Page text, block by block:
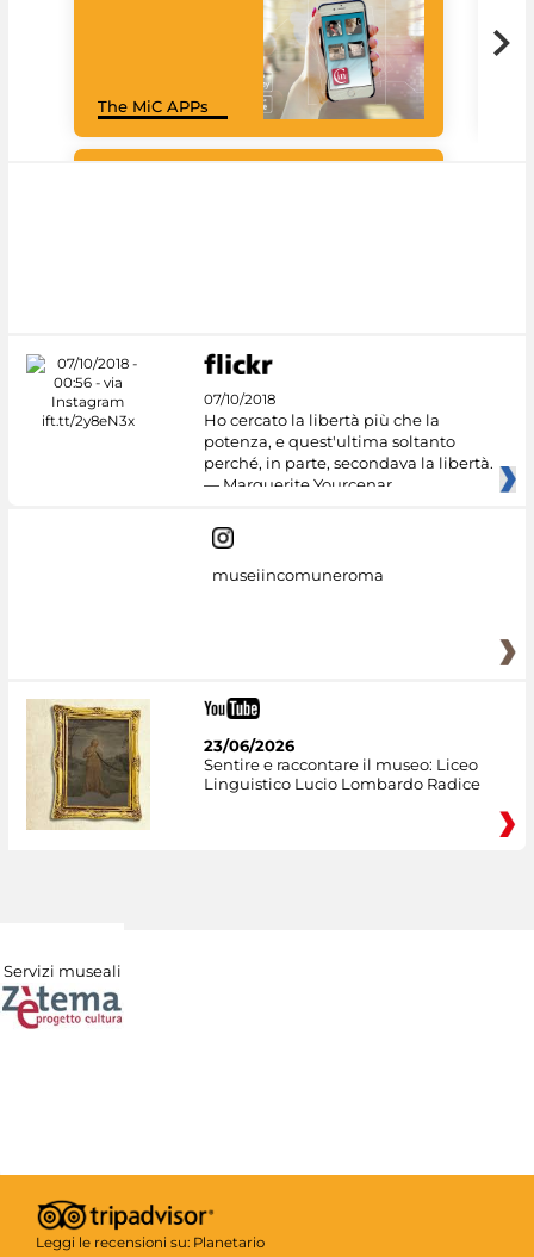
The MiC APPs
07/10/2018
Ho cercato la libertà più che la
potenza, e quest'ultima soltanto
perché, in parte, secondava la libertà.
— Marguerite Yourcenar
museiincomuneroma
23/06/2026
Sentire e raccontare il museo: Liceo
Linguistico Lucio Lombardo Radice
Servizi museali
Leggi le recensioni su: Planetario